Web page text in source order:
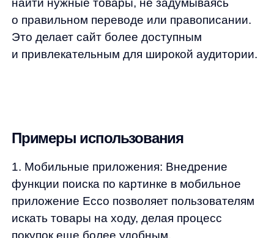
и находить их онлайн для последующей
покупки.